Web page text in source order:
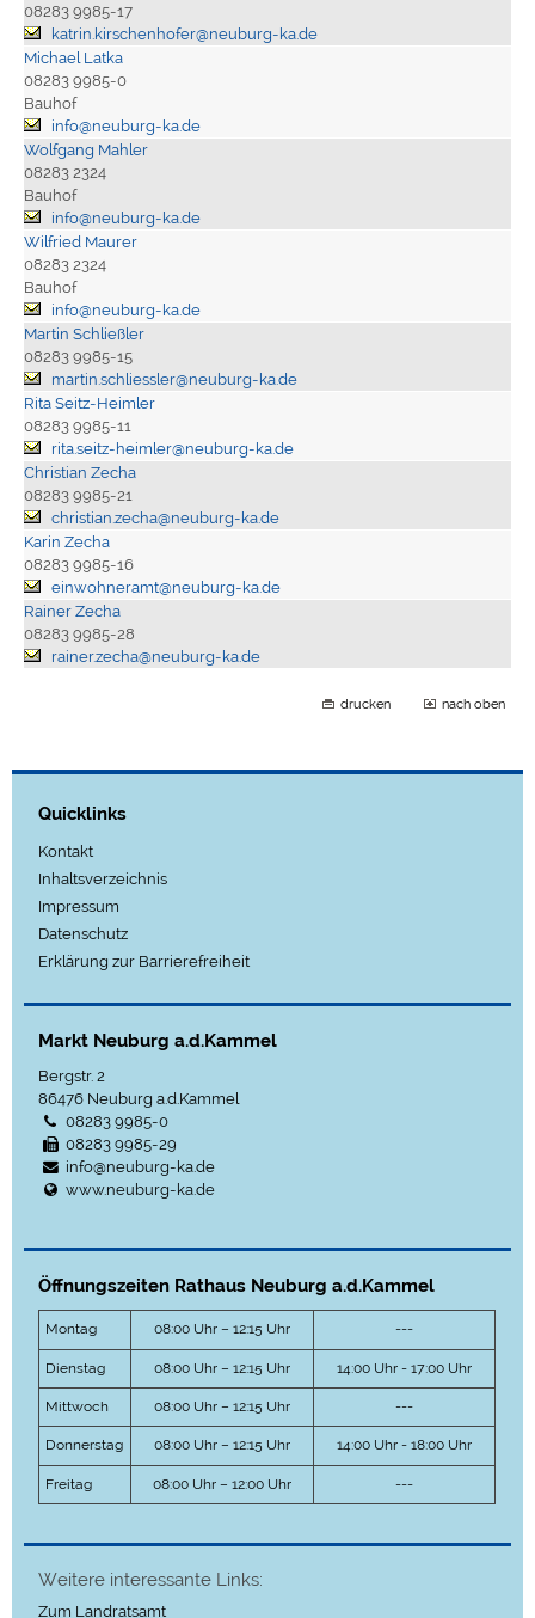
08283 9985-17
katrin.kirschenhofer@neuburg-ka.de
Michael Latka
08283 9985-0
Bauhof
info@neuburg-ka.de
Wolfgang Mahler
08283 2324
Bauhof
info@neuburg-ka.de
Wilfried Maurer
08283 2324
Bauhof
info@neuburg-ka.de
Martin Schließler
08283 9985-15
martin.schliessler@neuburg-ka.de
Rita Seitz-Heimler
08283 9985-11
rita.seitz-heimler@neuburg-ka.de
Christian Zecha
08283 9985-21
christian.zecha@neuburg-ka.de
Karin Zecha
08283 9985-16
einwohneramt@neuburg-ka.de
Rainer Zecha
08283 9985-28
rainer.zecha@neuburg-ka.de
drucken nach oben
Quicklinks
Kontakt
Inhaltsverzeichnis
Impressum
Datenschutz
Erklärung zur Barrierefreiheit
Markt Neuburg a.d.Kammel
Bergstr. 2
86476 Neuburg a.d.Kammel
08283 9985-0
08283 9985-29
info@neuburg-ka.de
www.neuburg-ka.de
Öffnungszeiten Rathaus Neuburg a.d.Kammel
Montag 08:00 Uhr – 12:15 Uhr ---
Dienstag 08:00 Uhr – 12:15 Uhr 14:00 Uhr - 17:00 Uhr
Mittwoch 08:00 Uhr – 12:15 Uhr ---
Donnerstag 08:00 Uhr – 12:15 Uhr 14:00 Uhr - 18:00 Uhr
Freitag 08:00 Uhr – 12:00 Uhr ---
Weitere interessante Links:
Zum Landratsamt